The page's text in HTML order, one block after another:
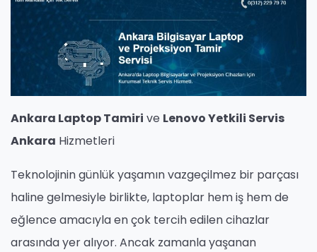
Ankara Laptop Tamiri ve Lenovo Yetkili Servis
Ankara Hizmetleri
Teknolojinin günlük yaşamın vazgeçilmez bir parçası
haline gelmesiyle birlikte, laptoplar hem iş hem de
eğlence amacıyla en çok tercih edilen cihazlar
arasında yer alıyor. Ancak zamanla yaşanan